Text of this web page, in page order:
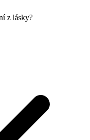
z lásky?